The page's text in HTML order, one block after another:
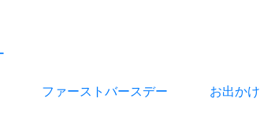
ファーストバースデー お出かけ